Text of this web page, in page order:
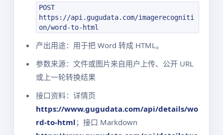
POST
https://api.gugudata.com/imagerecogniti
on/word-to-html
产出用途：用于把 Word 转成 HTML。
参数来源：文件或图片来自用户上传、公开 URL
或上一轮转换结果
接口资料：详情页
https://www.gugudata.com/api/details/wo
rd-to-html；接口 Markdown